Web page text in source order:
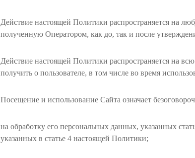
Действие настоящей Политики распространяется на
полученную Оператором, как до, так и после
Действие настоящей Политики распространяется на
получить о пользователе, в том числе во время
Посещение и использование Сайта означает
на обработку его персональных данных, указанных
указанных в статье 4 настоящей Политики;